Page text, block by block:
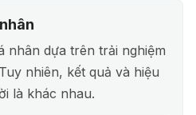
nhân dựa trên trải nghiệm
nhiên, kết quả và hiệu
là khác nhau.